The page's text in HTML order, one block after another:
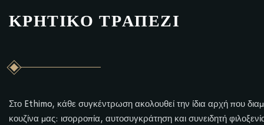
ΚΡΗΤΙΚΌ ΤΡΑΠΈΖΙ
Στο Ethimo, κάθε συγκέντρωση ακολουθεί την ίδια αρχή που
κουζίνα μας: ισορροπία, αυτοσυγκράτηση και συνειδητή